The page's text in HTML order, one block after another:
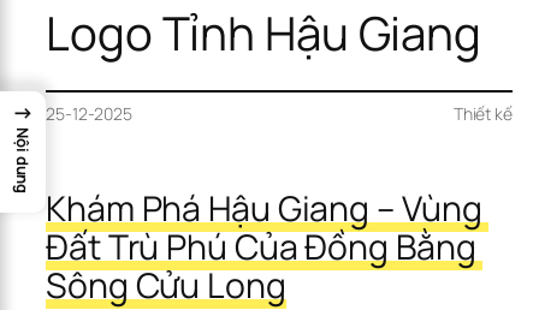
Logo Tỉnh Hậu Giang
25-12-2025 Thiết kế
Khám Phá Hậu Giang – Vùng
Đất Trù Phú Của Đồng Bằng
Sông Cửu Long
→
Nội dung